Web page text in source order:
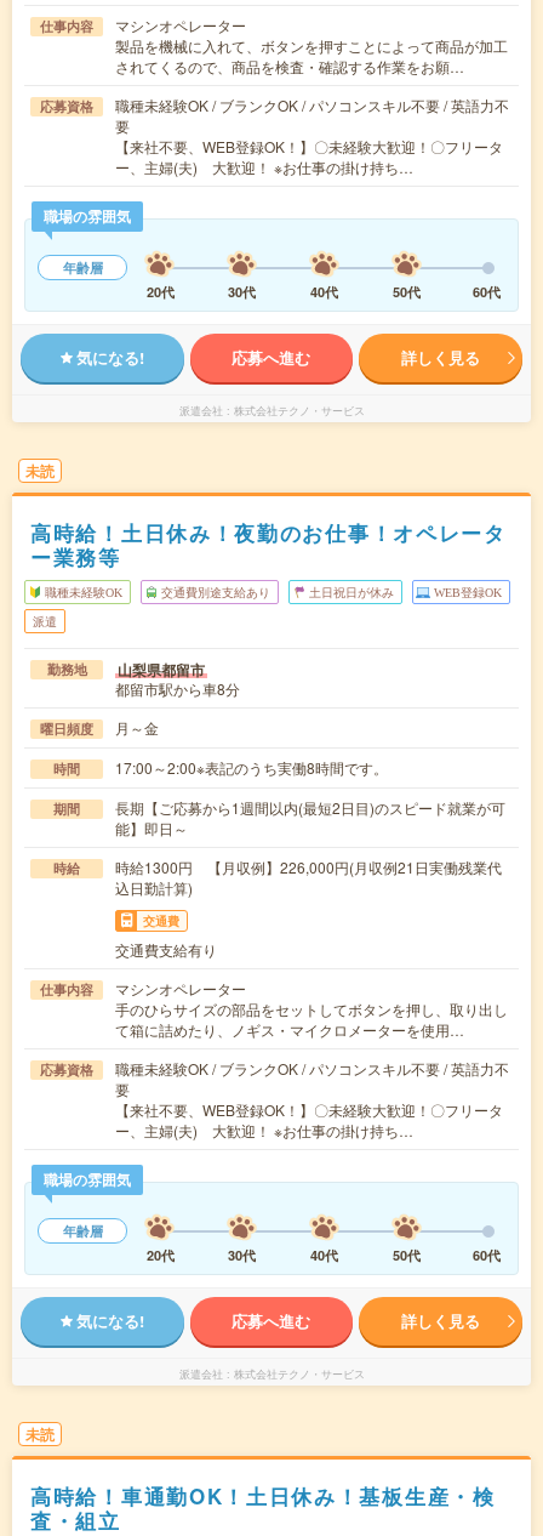
仕事内容
マシンオペレーター
製品を機械に入れて、ボタンを押すことによって商品が加工
されてくるので、商品を検査・確認する作業をお願…
応募資格
職種未経験OK / ブランクOK / パソコンスキル不要 / 英語力不
要
【来社不要、WEB登録OK！】〇未経験大歓迎！〇フリータ
ー、主婦(夫) 大歓迎！ ※お仕事の掛け持ち…
職場の雰囲気
年齢層
20代
30代 40代 50代 60代
気になる! 応募へ進む 詳しく見る
派遣会社 株式会社テクノ・サービス
未読
高時給！土日休み！夜勤のお仕事！オペレータ
ー業務等
職種未経験OK 交通費別途支給あり 土日祝日が休み WEB登録OK
派遣
勤務地 山梨県都留市
都留市駅から車8分
曜日頻度 月～金
時間 17:00～2:00※表記のうち実働8時間です。
期間
長期【ご応募から1週間以内(最短2日目)のスピード就業が可
能】即日～
時給
時給1300円 【月収例】226,000円(月収例21日実働残業代
込日勤計算)
交通費
交通費支給有り
仕事内容
マシンオペレーター
手のひらサイズの部品をセットしてボタンを押し、取り出し
て箱に詰めたり、ノギス・マイクロメーターを使用…
応募資格
職種未経験OK / ブランクOK / パソコンスキル不要 / 英語力不
要
【来社不要、WEB登録OK！】〇未経験大歓迎！〇フリータ
ー、主婦(夫) 大歓迎！ ※お仕事の掛け持ち…
職場の雰囲気
年齢層
20代
30代 40代 50代 60代
気になる! 応募へ進む 詳しく見る
派遣会社 株式会社テクノ・サービス
未読
高時給！車通勤OK！土日休み！基板生産・検
査・組立